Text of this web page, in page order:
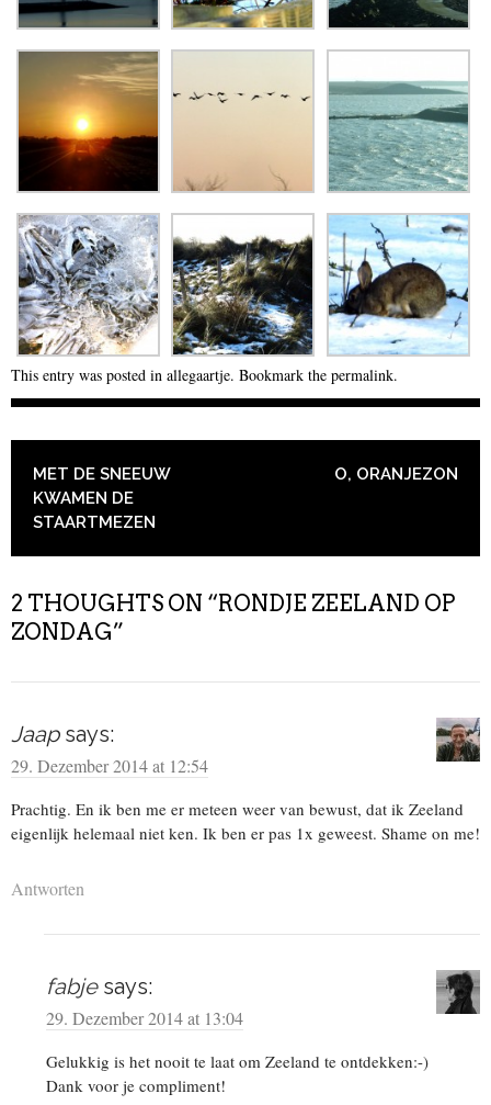
This entry was posted in allegaartje. Bookmark the permalink.
POST NAVIGATION
MET DE SNEEUW
KWAMEN DE
STAARTMEZEN
O, ORANJEZON
2 THOUGHTS ON “RONDJE ZEELAND OP
ZONDAG”
Jaap says:
29. Dezember 2014 at 12:54
Prachtig. En ik ben me er meteen weer van bewust, dat ik Zeeland
eigenlijk helemaal niet ken. Ik ben er pas 1x geweest. Shame on me!
Antworten
fabje says:
29. Dezember 2014 at 13:04
Gelukkig is het nooit te laat om Zeeland te ontdekken:-)
Dank voor je compliment!